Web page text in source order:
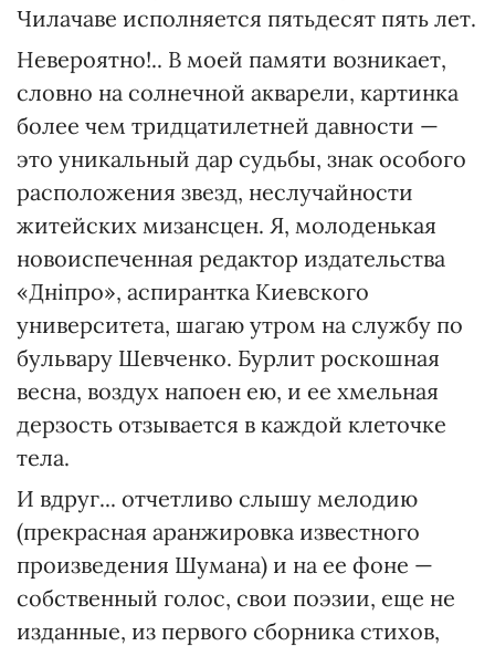
Чилачаве исполняется пятьдесят пять лет.
Невероятно!.. В моей памяти возникает,
словно на солнечной акварели, картинка
более чем тридцатилетней давности —
это уникальный дар судьбы, знак особого
расположения звезд, неслучайности
житейских мизансцен. Я, молоденькая
новоиспеченная редактор издательства
«Дніпро», аспирантка Киевского
университета, шагаю утром на службу по
бульвару Шевченко. Бурлит роскошная
весна, воздух напоен ею, и ее хмельная
дерзость отзывается в каждой клеточке
тела.
И вдруг... отчетливо слышу мелодию
(прекрасная аранжировка известного
произведения Шумана) и на ее фоне —
собственный голос, свои поэзии, еще не
изданные, из первого сборника стихов,